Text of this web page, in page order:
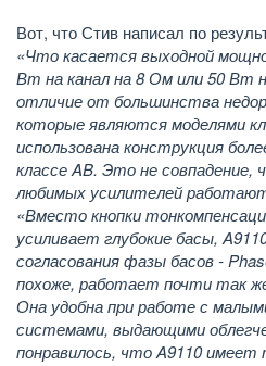
Вот, что Стив написал по
«Что касается выходной
Вт на канал на 8 Ом или 50 Вт
отличие от большинства
которые являются моделями
использована конструкция
классе AB. Это не
любимых усилителей
«Вместо кнопки
усиливает глубокие басы,
согласования фазы басов -
похоже, работает почти так
Она удобна при работе с
системами, выдающими
понравилось, что A9110